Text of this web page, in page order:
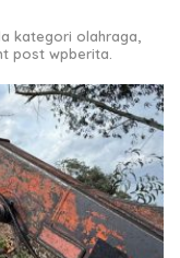
kategori olahraga,
post wpberita.